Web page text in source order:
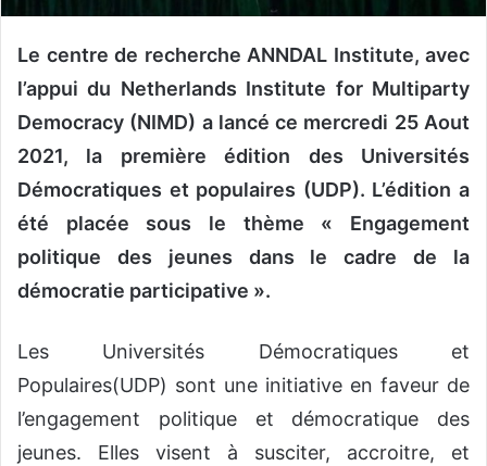
Le centre de recherche ANNDAL Institute, avec
l’appui du Netherlands Institute for Multiparty
Democracy (NIMD) a lancé ce mercredi 25 Aout
2021, la première édition des Universités
Démocratiques et populaires (UDP). L’édition a
été placée sous le thème « Engagement
politique des jeunes dans le cadre de la
démocratie participative ».
Les Universités Démocratiques et
Populaires(UDP) sont une initiative en faveur de
l’engagement politique et démocratique des
jeunes. Elles visent à susciter, accroitre, et